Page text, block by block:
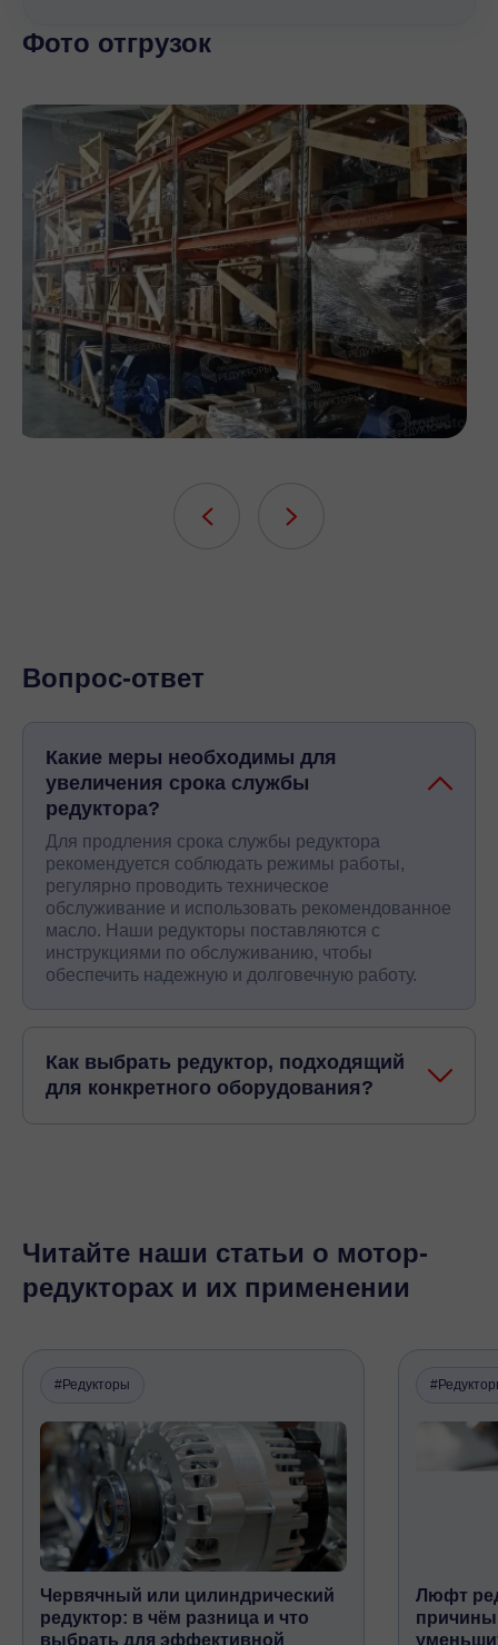
Фото отгрузок
Вопрос-ответ
Какие меры необходимы для
увеличения срока службы
редуктора?
Для продления срока службы редуктора
рекомендуется соблюдать режимы работы,
регулярно проводить техническое
обслуживание и использовать рекомендованное
масло. Наши редукторы поставляются с
инструкциями по обслуживанию, чтобы
обеспечить надежную и долговечную работу.
Как выбрать редуктор, подходящий
для конкретного оборудования?
Читайте наши статьи о мотор-
редукторах и их применении
#Редукторы
Червячный или цилиндрический
редуктор: в чём разница и что
выбрать для эффективной
Люфт